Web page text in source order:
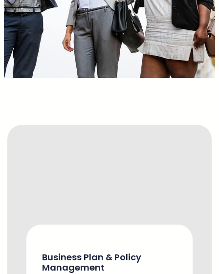
Business Plan & Policy
Management